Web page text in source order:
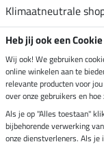
Klimaatneutrale
Verzending per
Veilig betalen met
Heb jij ook een
Wij ook! We gebruiken
online winkelen aan te
relevante producten voor
over onze gebruikers en
Als je op "Alles toestaan"
bijbehorende verwerking
onze dienstverleners. Als